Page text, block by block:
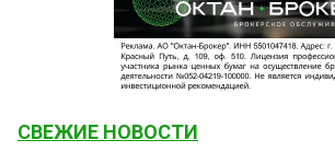
СВЕЖИЕ НОВОСТИ